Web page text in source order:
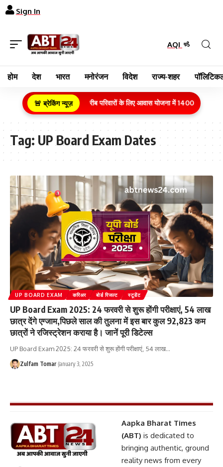
Sign In
AQI
होम देश भारत मनोरंजन विदेश राज्य-शहर
🚨 ब्रेकिंग न्यूज़
ग्रामीण क्षेत्र के गरीब परिवारों के लिए आवास योजना में 1400 करोड़
Tag: UP Board Exam Dates
UP BOARD EXAM करिअर बोर्ड रिजल्ट स्टूडेंट
UP Board Exam 2025: 24 फरवरी से शुरू होंगी परीक्षाएं, 54 लाख
छात्र देंगे एग्जाम,पिछले साल की तुलना में इस बार कुल 92,823 कम
छात्रों ने रजिस्ट्रेशन कराया है। जानें पूरी डिटेल्स
UP Board Exam 2025: 24 फरवरी से शुरू होंगी परीक्षाएं, 54 लाख…
Zulfam Tomar January 3, 2025
Aapka Bharat Times
(ABT) is dedicated to
bringing authentic, ground
reality news from every